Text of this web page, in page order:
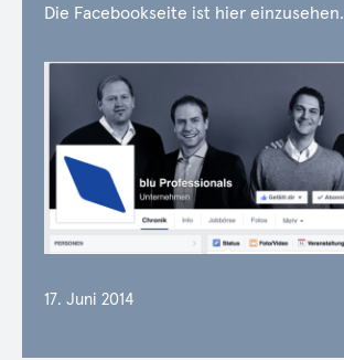
Die Facebookseite ist hier einzusehen.
17. Juni 2014